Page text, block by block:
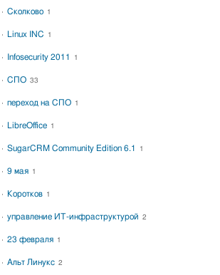
Сколково 1
Linux INC 1
Infosecurity 2011 1
СПО 33
переход на СПО 1
LibreOffice 1
SugarCRM Community Edition 6.1 1
9 мая 1
Коротков 1
управление ИТ-инфраструктурой 2
23 февраля 1
Альт Линукс 2